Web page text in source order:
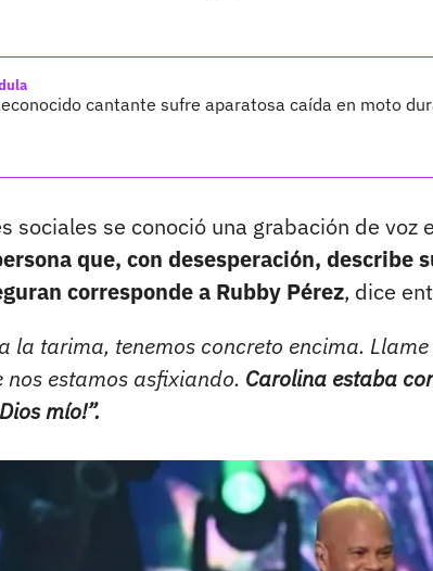
cantante sufre aparatosa caída en moto
sociales se conoció una grabación de voz
que, con desesperación, describe
corresponde a Rubby Pérez, dice
la tarima, tenemos concreto encima.
estamos asfixiando. Carolina estaba
mío!”.